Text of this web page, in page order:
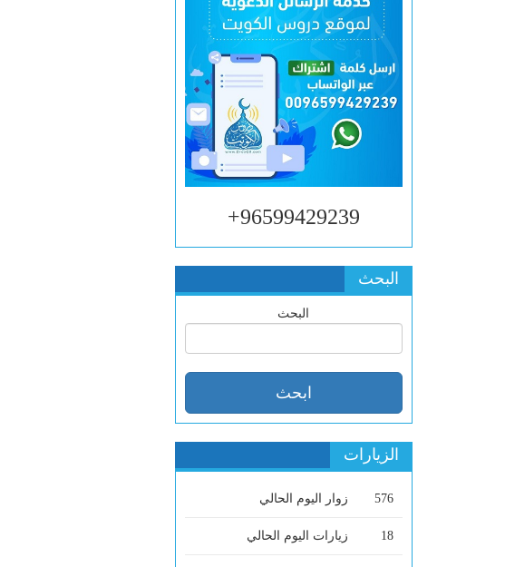
96599429239+
البحث
البحث
الزيارات
576 زوار اليوم الحالي
18 زيارات اليوم الحالي